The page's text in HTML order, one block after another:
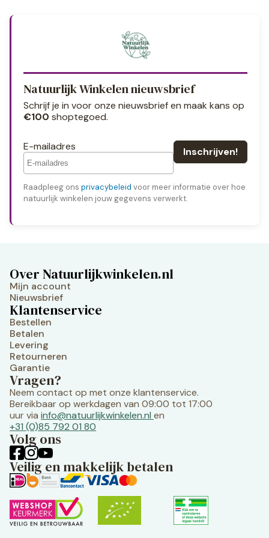
Natuurlijk Winkelen nieuwsbrief
Schrijf je in voor onze nieuwsbrief en maak kans op
€100 shoptegoed.
E-mailadres
Raadpleeg ons privacybeleid voor meer informatie over hoe
natuurlijk winkelen jouw gegevens verwerkt.
Over Natuurlijkwinkelen.nl
Mijn account
Nieuwsbrief
Klantenservice
Bestellen
Betalen
Levering
Retourneren
Garantie
Vragen?
Neem contact op met onze klantenservice.
Bereikbaar op werkdagen van 09:00 tot 17:00
uur via info@natuurlijkwinkelen.nl en
+31 (0)85 792 01 80
Volg ons
Veilig en makkelijk betalen